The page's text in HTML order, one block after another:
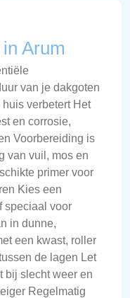
Arum
van je dakgoten
verbetert Het
en corrosie,
Voorbereiding is
van vuil, mos en
primer voor
Kies een
speciaal voor
in dunne,
een kwast, roller
de lagen Let
bij slecht weer en
Regelmatig